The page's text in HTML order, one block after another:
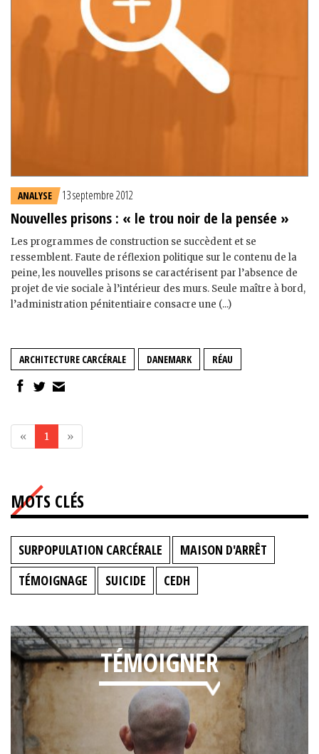
ANALYSE 13 septembre 2012
Nouvelles prisons : « le trou noir de la pensée »
Les programmes de construction se succèdent et se
ressemblent. Faute de réflexion politique sur le contenu de la
peine, les nouvelles prisons se caractérisent par l’absence de
projet de vie sociale à l’intérieur des murs. Seule maître à bord,
l’administration pénitentiaire consacre une (...)
ARCHITECTURE CARCÉRALE DANEMARK RÉAU
« 1 »
MOTS CLÉS
SURPOPULATION CARCÉRALE
MAISON D'ARRÊT
TÉMOIGNAGE
SUICIDE CEDH
TÉMOIGNER